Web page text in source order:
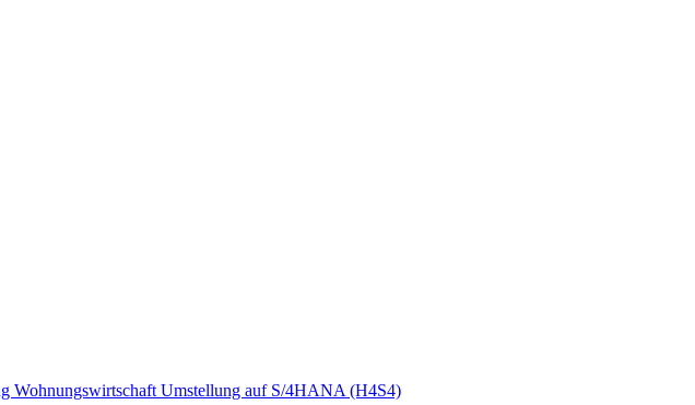
Wohnungswirtschaft Umstellung auf S/4HANA (H4S4)